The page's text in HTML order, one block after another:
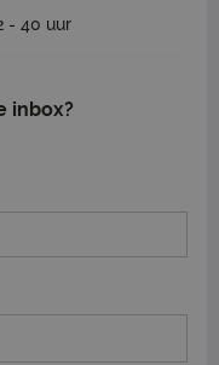
- 40 uur
inbox?